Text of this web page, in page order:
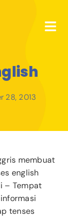
28, 2013
membuat
english
– Tempat
tenses